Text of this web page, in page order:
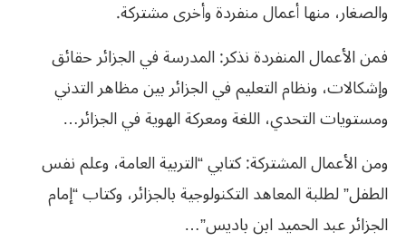
والصغار، منها أعمال منفردة وأخرى مشتركة.
فمن الأعمال المنفردة نذكر: المدرسة في الجزائر حقائق
وإشكالات، ونظام التعليم في الجزائر بين مظاهر التدني
ومستويات التحدي، اللغة ومعركة الهوية في الجزائر…
ومن الأعمال المشتركة: كتابي “التربية العامة، وعلم نفس
الطفل” لطلبة المعاهد التكنولوجية بالجزائر، وكتاب “إمام
الجزائر عبد الحميد ابن باديس”…